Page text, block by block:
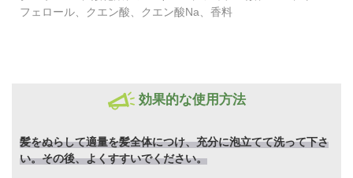
フェロール、クエン酸、クエン酸Na、香料
効果的な使用方法
髪をぬらして適量を髪全体につけ、充分に泡立てて洗って下さ
い。その後、よくすすいでください。